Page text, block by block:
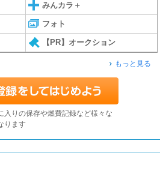
みんカラ＋
フォト
【PR】オークション
もっと見る
入りの保存や燃費記録など様々な
ります